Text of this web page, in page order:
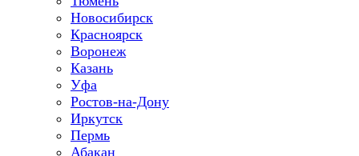
Новосибирск
Красноярск
Воронеж
Казань
Уфа
Ростов-на-Дону
Иркутск
Пермь
Абакан